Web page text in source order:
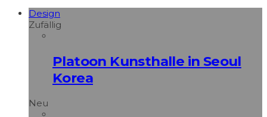
Design
Zufällig
Platoon Kunsthalle in Seoul
Korea
Neu